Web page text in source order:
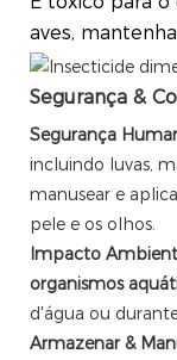
aves,
Segurança &
Segurança
incluindo luvas,
manusear e
pele e os olhos.
Impacto
organismos
d'água ou
Armazenar &